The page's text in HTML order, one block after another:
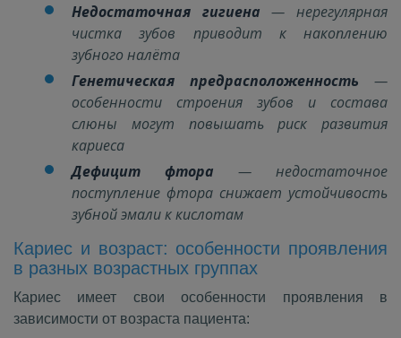
Недостаточная гигиена — нерегулярная
чистка зубов приводит к накоплению
зубного налёта
Генетическая предрасположенность —
особенности строения зубов и состава
слюны могут повышать риск развития
кариеса
Дефицит фтора — недостаточное
поступление фтора снижает устойчивость
зубной эмали к кислотам
Кариес и возраст: особенности проявления
в разных возрастных группах
Кариес имеет свои особенности проявления в
зависимости от возраста пациента: